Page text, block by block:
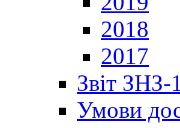
2018
2017
Звіт ЗНЗ-1
Умови